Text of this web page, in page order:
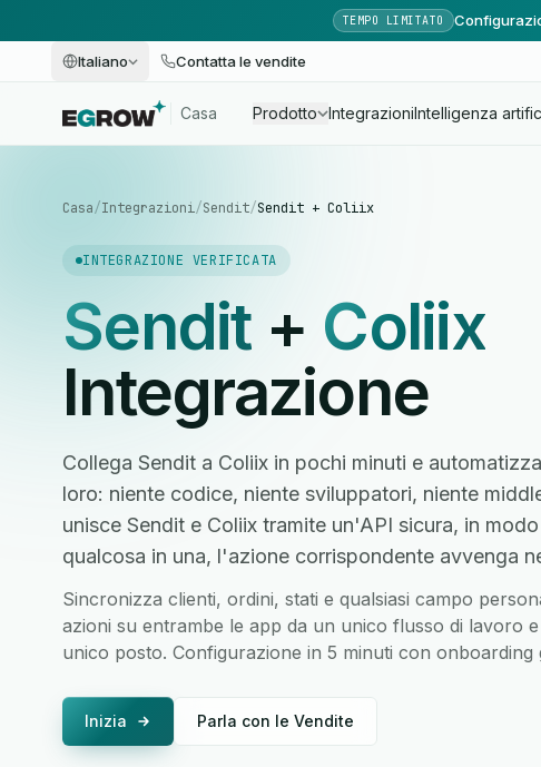
TEMPO LIMITATO
Italiano Contatta le vendite
Casa Prodotto IntegrazioniIntelligenza
Casa/Integrazioni/Sendit/Sendit + Coliix
INTEGRAZIONE VERIFICATA
Sendit+ Coliix
Integrazione
Collega Sendit a Coliix in pochi minuti e
loro: niente codice, niente sviluppatori, niente
unisce Sendit e Coliix tramite un'API sicura, in
qualcosa in una, l'azione corrispondente avvenga
Sincronizza clienti, ordini, stati e qualsiasi campo
azioni su entrambe le app da un unico flusso di lavoro
unico posto. Configurazione in 5 minuti con onboarding
Inizia Parla con le Vendite